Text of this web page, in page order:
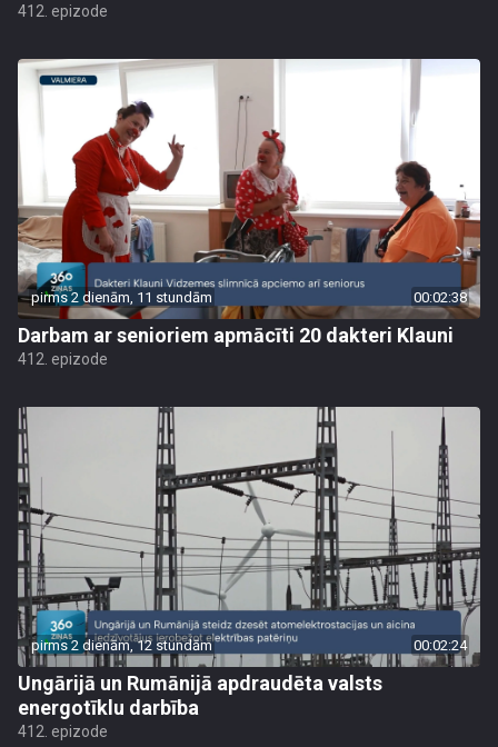
412. epizode
pirms 2 dienām, 11 stundām 00:02:38
Darbam ar senioriem apmācīti 20 dakteri Klauni
412. epizode
pirms 2 dienām, 12 stundām 00:02:24
Ungārijā un Rumānijā apdraudēta valsts
energotīklu darbība
412. epizode